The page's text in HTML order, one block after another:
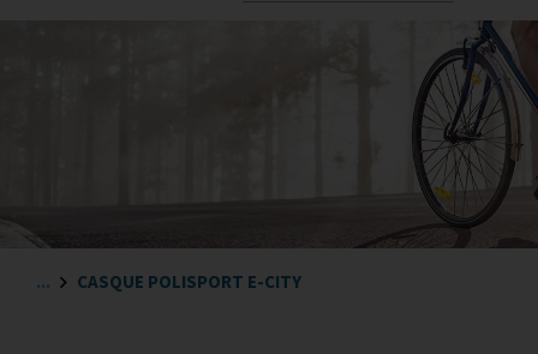
... CASQUE POLISPORT E-CITY